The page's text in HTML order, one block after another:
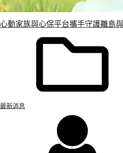
心動家族與心保平台攜手守護離島
最新消息